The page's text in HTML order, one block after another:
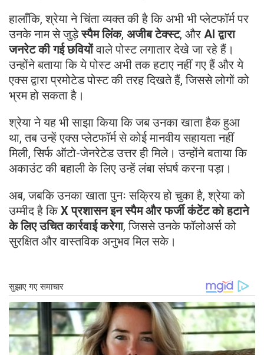
हालाँकि, श्रेया ने चिंता व्यक्त की है कि अभी भी प्लेटफॉर्म पर
उनके नाम से जुड़ेस्पैम लिंक, अजीब टेक्स्ट, और AI द्वारा
जनरेट की गई छवियोंवाले पोस्ट लगातार देखे जा रहे हैं।
उन्होंने बताया कि ये पोस्ट अभी तक हटाए नहीं गए हैं और ये
एक्स द्वारा प्रमोटेड पोस्ट की तरह दिखते हैं, जिससे लोगों को
भ्रम हो सकता है।
श्रेया ने यह भी साझा किया कि जब उनका खाता हैक हुआ
था, तब उन्हें एक्स प्लेटफॉर्म से कोई मानवीय सहायता नहीं
मिली, सिर्फ ऑटो-जेनरेटेड उत्तर ही मिले। उन्होंने बताया कि
अकाउंट की बहाली के लिए उन्हें लंबा संघर्ष करना पड़ा।
अब, जबकि उनका खाता पुनः सक्रिय हो चुका है, श्रेया को
उम्मीद है किX प्रशासन इन स्पैम और फर्जी कंटेंट को हटाने
के लिए उचित कार्रवाई करेगा, जिससे उनके फॉलोअर्स को
सुरक्षित और वास्तविक अनुभव मिल सके।